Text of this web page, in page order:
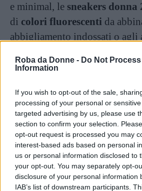
Roba da Donne - Do Not
Information
If you wish to opt-out of the sale,
processing of your personal or
targeted advertising by us, please use
section to confirm your selection.
opt-out request is processed you may
interest-based ads based on personal
us or personal information disclosed to
your opt-out. You may separately opt-
disclosure of your personal information
IAB’s list of downstream participants.
e minimal, le sneakers donna
di colori fluorescenti da
abbigliamento indossati o agli
Ispirate allo stile degli anni
tennis diventano super
trend che contagia stilisti
anche i brand sportivi come
e Reebok. Sulle orme di